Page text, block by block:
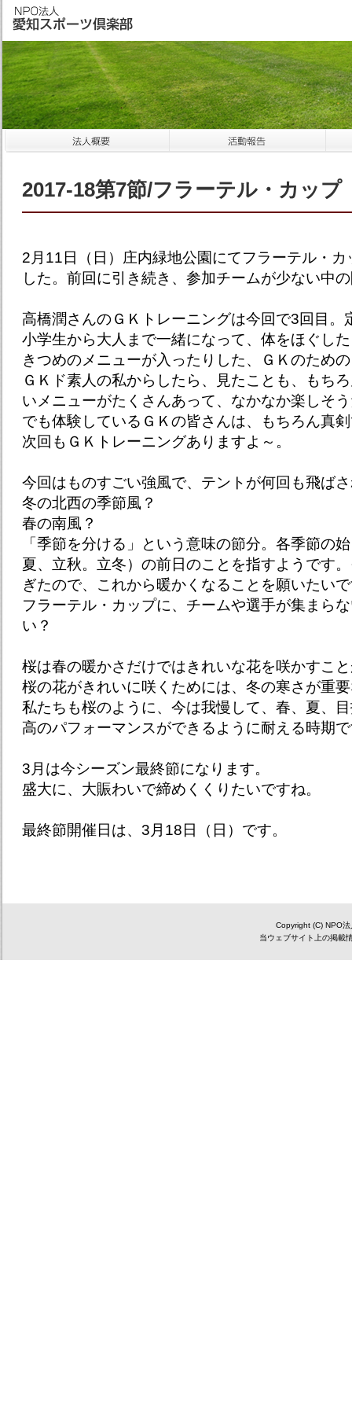
2017-18第7節/フラーテル・カップ
2月11日（日）庄内緑地公園にてフラーテル・
した。前回に引き続き、参加チームが少ない中
高橋潤さんのＧＫトレーニングは今回で3回目。
小学生から大人まで一緒になって、体をほぐし
きつめのメニューが入ったりした、ＧＫのため
ＧＫド素人の私からしたら、見たことも、もち
いメニューがたくさんあって、なかなか楽しそ
でも体験しているＧＫの皆さんは、もちろん真
次回もＧＫトレーニングありますよ～。
今回はものすごい強風で、テントが何回も飛ば
冬の北西の季節風？
春の南風？
「季節を分ける」という意味の節分。各季節の
夏、立秋。立冬）の前日のことを指すようです
ぎたので、これから暖かくなることを願いたい
フラーテル・カップに、チームや選手が集まら
い？
桜は春の暖かさだけではきれいな花を咲かすこ
桜の花がきれいに咲くためには、冬の寒さが重
私たちも桜のように、今は我慢して、春、夏、
高のパフォーマンスができるように耐える時期
3月は今シーズン最終節になります。
盛大に、大賑わいで締めくくりたいですね。
最終節開催日は、3月18日（日）です。
Copyright (C) NPO
当ウェブサイト上の掲載